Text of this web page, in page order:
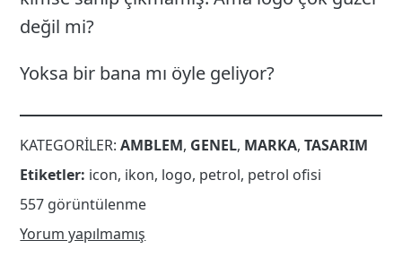
değil mi?
Yoksa bir bana mı öyle geliyor?
KATEGORILER:AMBLEM, GENEL, MARKA,TASARIM
Etiketler: icon, ikon, logo, petrol, petrol ofisi
557 görüntülenme
Yorum yapılmamış